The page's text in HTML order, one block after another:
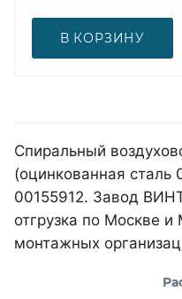
В КОРЗИНУ
Спиральный
(оцинкованная сталь
00155912. Завод
отгрузка по Москве
монтажных